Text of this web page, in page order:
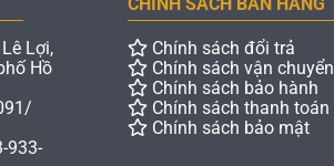
Lợi,
Hồ
933-
Chính sách đổi trả
Chính sách vận chuyển
Chính sách bảo hành
Chính sách thanh toán
Chính sách bảo mật